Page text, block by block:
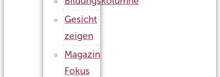
Gesicht
zeigen
Magazin
Fokus